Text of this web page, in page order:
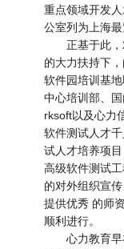
重点领域开发
公室列为上海最
正基于此，
的大力扶持下
软件园培训基
中心培训部、
rksoft以及心力
软件测试人才
试人才培养项
高级软件测试
的对外组织宣
提供优秀 的师
顺利进行。
心力教育早